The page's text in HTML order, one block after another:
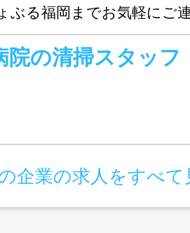
ぶる福岡までお気軽にご
院の清掃スタッフ
企業の求人をすべて